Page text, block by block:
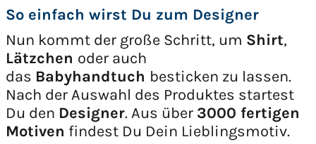
So einfach wirst Du zum Designer
Nun kommt der große Schritt, um Shirt,
Lätzchen oder auch
das Babyhandtuch besticken zu lassen.
Nach der Auswahl des Produktes startest
Du den Designer. Aus über 3000 fertigen
Motiven findest Du Dein Lieblingsmotiv.